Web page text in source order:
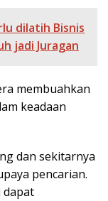
dilatih Bisnis
jadi Juragan
membuahkan
keadaan
dan sekitarnya
pencarian.
dapat